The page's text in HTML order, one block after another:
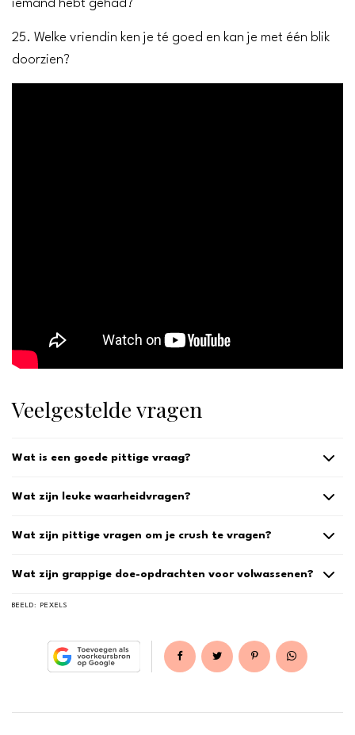
iemand hebt gehad?
25. Welke vriendin ken je té goed en kan je met één blik
doorzien?
Veelgestelde vragen
Wat is een goede pittige vraag?
Wat zijn leuke waarheidvragen?
Wat zijn pittige vragen om je crush te vragen?
Wat zijn grappige doe-opdrachten voor volwassenen?
BEELD: PEXELS